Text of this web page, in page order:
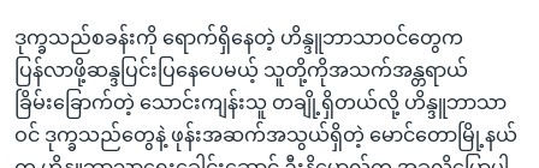
ဒုက္ခသည်စခန်းကို ရောက်ရှိနေတဲ့ ဟိန္ဒူဘာသာဝင်တွေက
ပြန်လာဖို့ဆန္ဒပြင်းပြနေပေမယ့် သူတို့ကိုအသက်အန္တရာယ်
ခြိမ်းခြောက်တဲ့ သောင်းကျန်းသူ တချို့ရှိတယ်လို့ ဟိန္ဒူဘာသာ
ဝင် ဒုက္ခသည်တွေနဲ့ ဖုန်းအဆက်အသွယ်ရှိတဲ့ မောင်တောမြို့နယ်